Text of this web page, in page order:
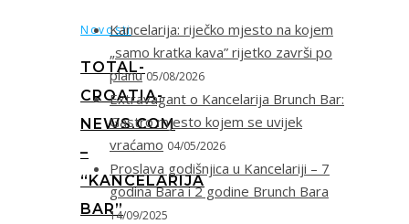
Novosti
TOTAL-
CROATIA-
NEWS.COM
–
“KANCELARIJA
BAR”
Kancelarija: riječko mjesto na kojem
„samo kratka kava” rijetko završi po
planu 05/08/2026
Extravagant o Kancelarija Brunch Bar:
Gastro mjesto kojem se uvijek
vraćamo 04/05/2026
Proslava godišnjica u Kancelariji – 7
godina Bara i 2 godine Brunch Bara
14/09/2025